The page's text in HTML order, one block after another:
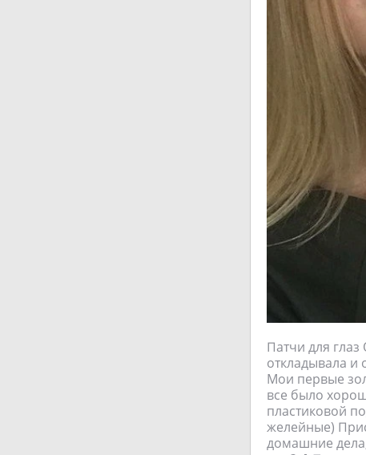
Патчи для
откладывала и
Мои первые
все было
пластиковой
желейные)
домашние